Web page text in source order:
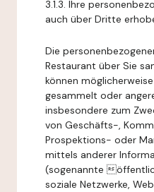
3.1.3. Ihre
auch über Dritte
Die
Restaurant über Sie
können
gesammelt oder
insbesondere zum
von Geschäfts-,
Prospektions- oder
mittels anderer
(sogenannte
soziale Netzwerke,